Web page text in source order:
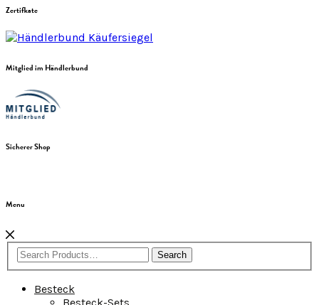
Zertifkate
Mitglied im Händlerbund
Sicherer Shop
Menu
Search
Besteck